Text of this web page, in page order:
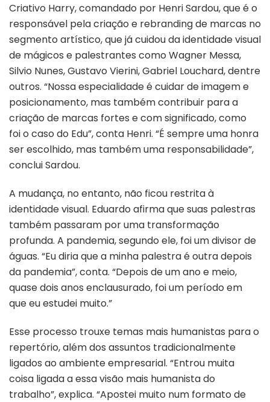
Criativo Harry, comandado por Henri Sardou, que é o
responsável pela criação e rebranding de marcas no
segmento artístico, que já cuidou da identidade visual
de mágicos e palestrantes como Wagner Messa,
Silvio Nunes, Gustavo Vierini, Gabriel Louchard, dentre
outros. “Nossa especialidade é cuidar de imagem e
posicionamento, mas também contribuir para a
criação de marcas fortes e com significado, como
foi o caso do Edu”, conta Henri. “É sempre uma honra
ser escolhido, mas também uma responsabilidade”,
conclui Sardou.
A mudança, no entanto, não ficou restrita à
identidade visual. Eduardo afirma que suas palestras
também passaram por uma transformação
profunda. A pandemia, segundo ele, foi um divisor de
águas. “Eu diria que a minha palestra é outra depois
da pandemia”, conta. “Depois de um ano e meio,
quase dois anos enclausurado, foi um período em
que eu estudei muito.”
Esse processo trouxe temas mais humanistas para o
repertório, além dos assuntos tradicionalmente
ligados ao ambiente empresarial. “Entrou muita
coisa ligada a essa visão mais humanista do
trabalho”, explica. “Apostei muito num formato de